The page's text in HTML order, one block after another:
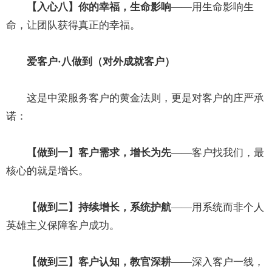
【入心八】你的幸福，生命影响——用生命影响生
命，让团队获得真正的幸福。
爱客户·八做到（对外成就客户）
这是中梁服务客户的黄金法则，更是对客户的庄严承
诺：
【做到一】客户需求，增长为先——客户找我们，最
核心的就是增长。
【做到二】持续增长，系统护航——用系统而非个人
英雄主义保障客户成功。
【做到三】客户认知，教官深耕——深入客户一线，